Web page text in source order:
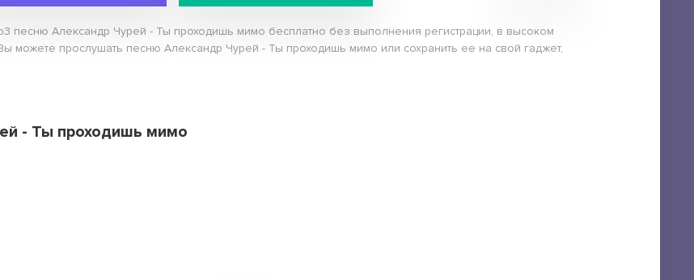
песню Александр Чурей - Ты проходишь мимо бесплатно без выполнения регистрации, в высоком
можете прослушать песню Александр Чурей - Ты проходишь мимо или сохранить ее на свой гаджет,
- Ты проходишь мимо